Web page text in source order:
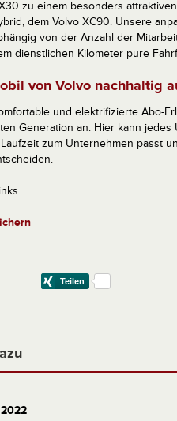
zu einem besonders
dem Volvo XC90. Unsere
von der Anzahl der
dienstlichen Kilometer pure
von Volvo nachhaltig
und elektrifizierte Abo-
Generation an. Hier kann
zum Unternehmen passt